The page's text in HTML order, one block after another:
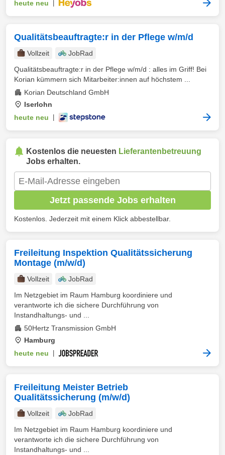
heute neu
Qualitätsbeauftragte:r in der Pflege w/m/d
Vollzeit
JobRad
Qualitätsbeauftragte:r in der Pflege w/m/d : alles im Griff! Bei
Korian kümmern sich Mitarbeiter:innen auf höchstem ...
Korian Deutschland GmbH
Iserlohn
heute neu
Kostenlos die neuesten Lieferantenbetreuung
Jobs erhalten.
Jetzt passende Jobs erhalten
Kostenlos. Jederzeit mit einem Klick abbestellbar.
Freileitung Inspektion Qualitätssicherung
Montage (m/w/d)
Vollzeit
JobRad
Im Netzgebiet im Raum Hamburg koordiniere und
verantworte ich die sichere Durchführung von
Instandhaltungs- und ...
50Hertz Transmission GmbH
Hamburg
heute neu
Freileitung Meister Betrieb
Qualitätssicherung (m/w/d)
Vollzeit
JobRad
Im Netzgebiet im Raum Hamburg koordiniere und
verantworte ich die sichere Durchführung von
Instandhaltungs- und ...